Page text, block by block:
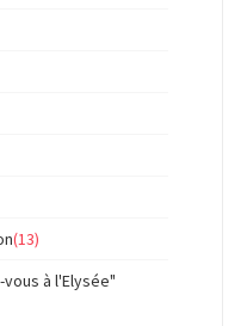
(13)
vous à l'Elysée"